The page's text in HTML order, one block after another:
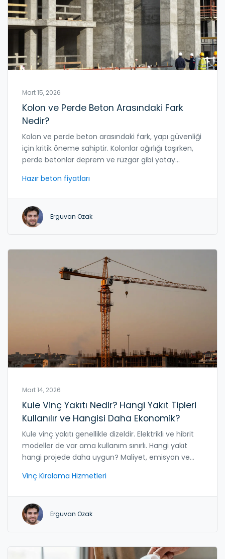
Mart 15, 2026
Kolon ve Perde Beton Arasındaki Fark
Nedir?
Kolon ve perde beton arasındaki fark, yapı güvenliği
için kritik öneme sahiptir. Kolonlar ağırlığı taşırken,
perde betonlar deprem ve rüzgar gibi yatay
yüksek katlı binalarda perde beton zorunludur.
Hazır beton fiyatları
Erguvan Ozak
Mart 14, 2026
Kule Vinç Yakıtı Nedir? Hangi Yakıt Tipleri
Kullanılır ve Hangisi Daha Ekonomik?
Kule vinç yakıtı genellikle dizeldir. Elektrikli ve hibrit
modeller de var ama kullanım sınırlı. Hangi yakıt
hangi projede daha uygun? Maliyet, emisyon ve
Vinç Kiralama Hizmetleri
Erguvan Ozak